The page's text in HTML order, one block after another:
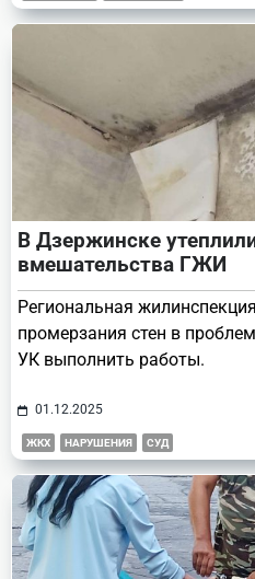
В Дзержинске
вмешательства ГЖИ
Региональная
промерзания стен в
УК выполнить работы.
01.12.2025
ЖКХ НАРУШЕНИЯ СУД